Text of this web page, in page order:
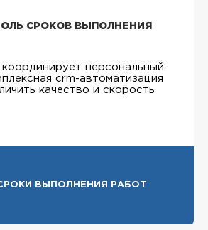
СРОКОВ ВЫПОЛНЕНИЯ
персональный
crm-автоматизация
качество и скорость
ВЫПОЛНЕНИЯ РАБОТ